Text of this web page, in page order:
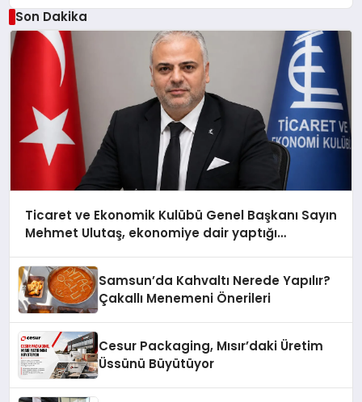
Son Dakika
Ticaret ve Ekonomik Kulübü Genel Başkanı Sayın
Mehmet Ulutaş, ekonomiye dair yaptığı
Samsun’da Kahvaltı Nerede Yapılır?
Çakallı Menemeni Önerileri
Cesur Packaging, Mısır’daki Üretim
Üssünü Büyütüyor